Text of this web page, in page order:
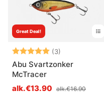
Great Deal!
Arvio: (3)
5.0 5:sta
Abu Svartzonker
McTracer
alk.€13.90 alk.€16.90